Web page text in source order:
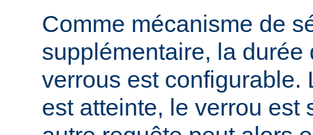
Comme mécanisme de
supplémentaire, la
verrous est configurable.
est atteinte, le verrou est